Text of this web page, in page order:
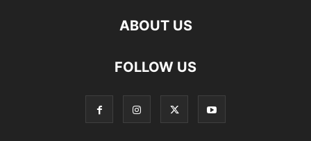
ABOUT US
FOLLOW US